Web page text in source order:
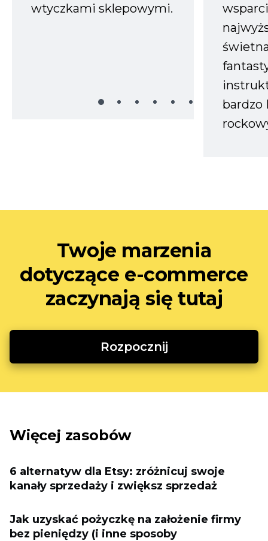
wtyczkami sklepowymi.
bardzo
Twoje marzenia
dotyczące e-commerce
zaczynają się tutaj
Rozpocznij
Więcej zasobów
6 alternatyw dla Etsy: zróżnicuj swoje
kanały sprzedaży i zwiększ sprzedaż
Jak uzyskać pożyczkę na założenie firmy
bez pieniędzy (i inne sposoby